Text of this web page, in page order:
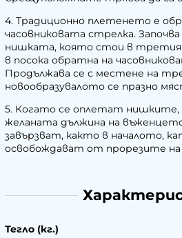
4. Традиционно плетенето е
часовниковата стрелка.
нишката, която стои в третия
в посока обратна на
Продължава се с местене на
новообразувалото се празно
5. Когато се оплетат нишките,
желаната дължина на
завързват, както в началото,
освобождават от прорезите на
Тегло (кг.)